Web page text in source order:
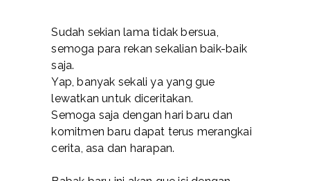
Sudah sekian lama tidak bersua,
semoga para rekan sekalian baik-baik
saja.
Yap, banyak sekali ya yang gue
lewatkan untuk diceritakan.
Semoga saja dengan hari baru dan
komitmen baru dapat terus merangkai
cerita, asa dan harapan.